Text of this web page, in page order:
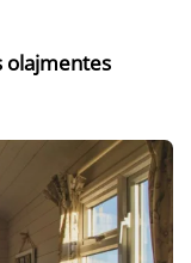
olajmentes